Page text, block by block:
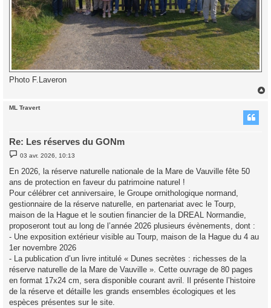
Photo F.Laveron
ML Travert
Re: Les réserves du GONm
M
e
s
a
e
03 avr. 2026, 10:13
En 2026, la réserve naturelle nationale de la Mare de Vauville fête 50
ans de protection en faveur du patrimoine naturel !
Pour célébrer cet anniversaire, le Groupe ornithologique normand,
gestionnaire de la réserve naturelle, en partenariat avec le Tourp,
maison de la Hague et le soutien financier de la DREAL Normandie,
proposeront tout au long de l’année 2026 plusieurs évènements, dont :
- Une exposition extérieur visible au Tourp, maison de la Hague du 4 au
1er novembre 2026
- La publication d’un livre intitulé « Dunes secrètes : richesses de la
réserve naturelle de la Mare de Vauville ». Cette ouvrage de 80 pages
en format 17x24 cm, sera disponible courant avril. Il présente l’histoire
de la réserve et détaille les grands ensembles écologiques et les
espèces présentes sur le site.